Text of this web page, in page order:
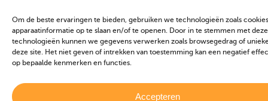
Om de beste ervaringen te bieden, gebruiken we technologieën zoals
apparaatinformatie op te slaan en/of te openen. Door in te stemmen met deze
technologieën kunnen we gegevens verwerken zoals browsegedrag of
deze site. Het niet geven of intrekken van toestemming kan een negatief
op bepaalde kenmerken en functies.
Accepteren